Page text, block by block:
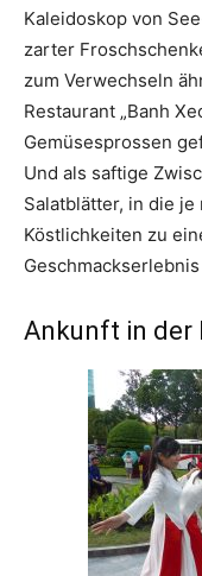
Kaleidoskop von
zarter
zum Verwechseln
Restaurant „Banh
Gemüsesprossen
Und als saftige
Salatblätter, in die
Köstlichkeiten zu
Ankunft in der